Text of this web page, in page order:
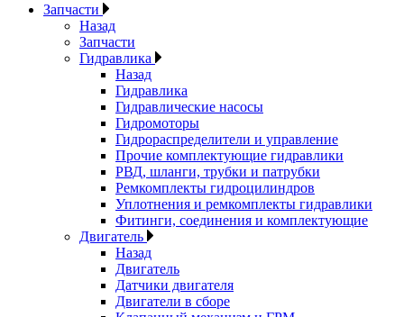
Запчасти
Назад
Запчасти
Гидравлика
Назад
Гидравлика
Гидравлические насосы
Гидромоторы
Гидрораспределители и управление
Прочие комплектующие гидравлики
РВД, шланги, трубки и патрубки
Ремкомплекты гидроцилиндров
Уплотнения и ремкомплекты гидравлики
Фитинги, соединения и комплектующие
Двигатель
Назад
Двигатель
Датчики двигателя
Двигатели в сборе